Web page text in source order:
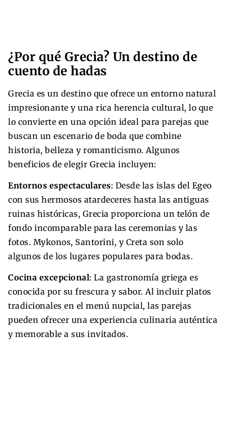
¿Por qué Grecia? Un destino de
cuento de hadas
Grecia es un destino que ofrece un entorno natural
impresionante y una rica herencia cultural, lo que
lo convierte en una opción ideal para parejas que
buscan un escenario de boda que combine
historia, belleza y romanticismo. Algunos
beneficios de elegir Grecia incluyen:
Entornos espectaculares: Desde las islas del Egeo
con sus hermosos atardeceres hasta las antiguas
ruinas históricas, Grecia proporciona un telón de
fondo incomparable para las ceremonias y las
fotos. Mykonos, Santorini, y Creta son solo
algunos de los lugares populares para bodas.
Cocina excepcional: La gastronomía griega es
conocida por su frescura y sabor. Al incluir platos
tradicionales en el menú nupcial, las parejas
pueden ofrecer una experiencia culinaria auténtica
y memorable a sus invitados.